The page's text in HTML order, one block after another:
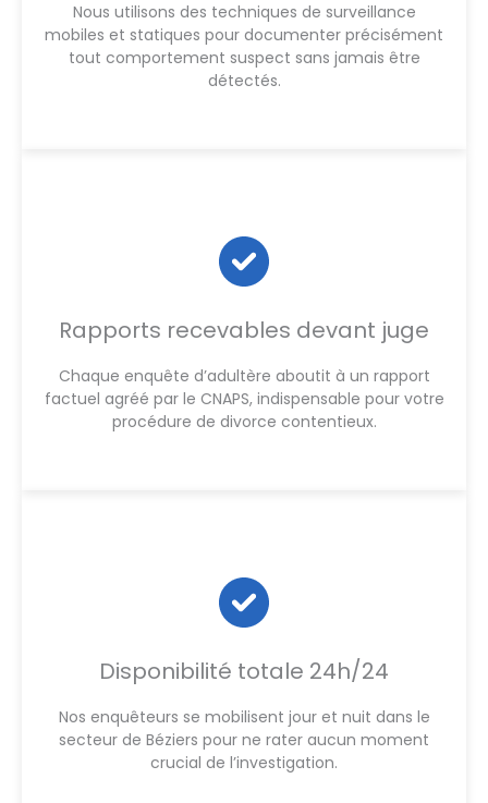
Nous utilisons des techniques de surveillance
mobiles et statiques pour documenter précisément
tout comportement suspect sans jamais être
détectés.
Rapports recevables devant juge
Chaque enquête d’adultère aboutit à un rapport
factuel agréé par le CNAPS, indispensable pour votre
procédure de divorce contentieux.
Disponibilité totale 24h/24
Nos enquêteurs se mobilisent jour et nuit dans le
secteur de Béziers pour ne rater aucun moment
crucial de l’investigation.